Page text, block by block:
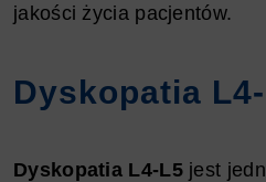
jakości życia pacjentów.
Dyskopatia
Dyskopatia L4-L5jest